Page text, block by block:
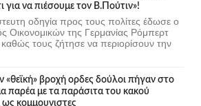
για να πιέσουμε τον Β.Πούτιν»!
οδηγία προς τους πολίτες έδωσε ο
Οικονομικών της Γερμανίας Ρόμπερτ
τους ζήτησε να περιορίσουν την
«θεϊκή» βροχή ορδες δούλοι πήγαν στο
παρέα με τα παράσιτα του κακού
κομμουνιστες